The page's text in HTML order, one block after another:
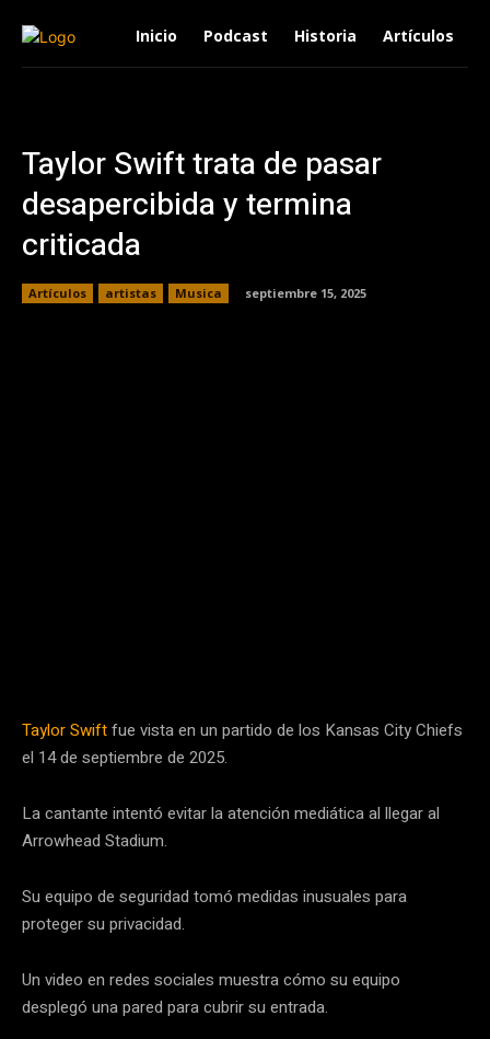
Inicio Podcast Historia Artículos
Taylor Swift trata de pasar
desapercibida y termina
criticada
Artículos artistas Musica septiembre 15, 2025
Taylor Swiftfue vista en un partido de los Kansas City Chiefs
el 14 de septiembre de 2025.
La cantante intentó evitar la atención mediática al llegar al
Arrowhead Stadium.
Su equipo de seguridad tomó medidas inusuales para
proteger su privacidad.
Un video en redes sociales muestra cómo su equipo
desplegó una pared para cubrir su entrada.